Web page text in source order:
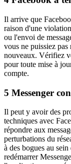
Il arrive que
raison d'une
ou l'envoi de
vous ne puissiez pas
nouveaux. Vérifiez
pour toute mise à
compte.
5 Messenger
Il peut y avoir des
techniques avec
répondre aux
perturbations du
à des bogues au
redémarrer